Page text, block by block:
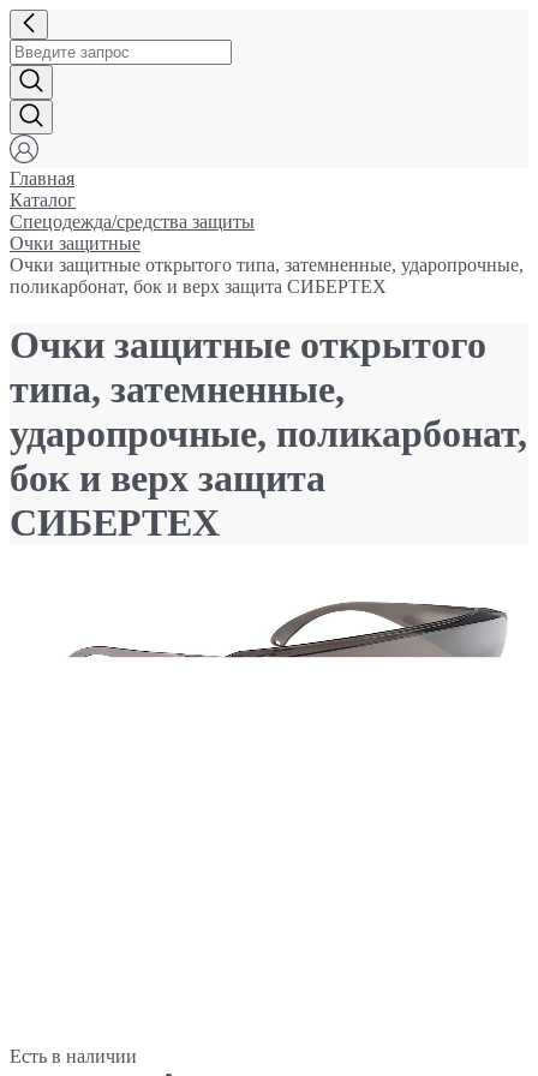
Главная
Каталог
Спецодежда/средства защиты
Очки защитные
Очки защитные открытого типа, затемненные, ударопрочные,
поликарбонат, бок и верх защита СИБЕРТЕХ
Очки защитные открытого
типа, затемненные,
ударопрочные, поликарбонат,
бок и верх защита
СИБЕРТЕХ
Есть в наличии